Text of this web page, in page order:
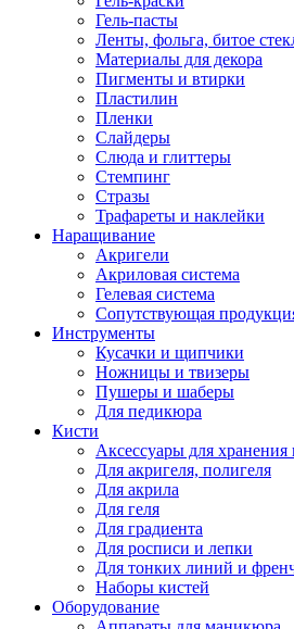
Гель-пасты
Ленты, фольга, битое
Материалы для декора
Пигменты и втирки
Пластилин
Пленки
Слайдеры
Слюда и глиттеры
Стемпинг
Стразы
Трафареты и наклейки
Наращивание
Акригели
Акриловая система
Гелевая система
Сопутствующая
Инструменты
Кусачки и щипчики
Ножницы и твизеры
Пушеры и шаберы
Для педикюра
Кисти
Аксессуары для хранения
Для акригеля, полигеля
Для акрила
Для геля
Для градиента
Для росписи и лепки
Для тонких линий и
Наборы кистей
Оборудование